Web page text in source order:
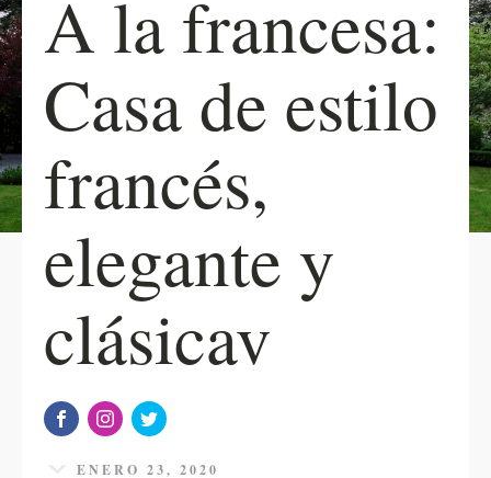
A la francesa:
Casa de estilo
francés,
elegante y
clásicav
ENERO 23, 2020